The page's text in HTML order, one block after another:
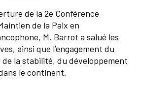
de la 2e Conférence
de la Paix en
M. Barrot a salué les
ainsi que l’engagement du
de la stabilité, du développement
le continent.